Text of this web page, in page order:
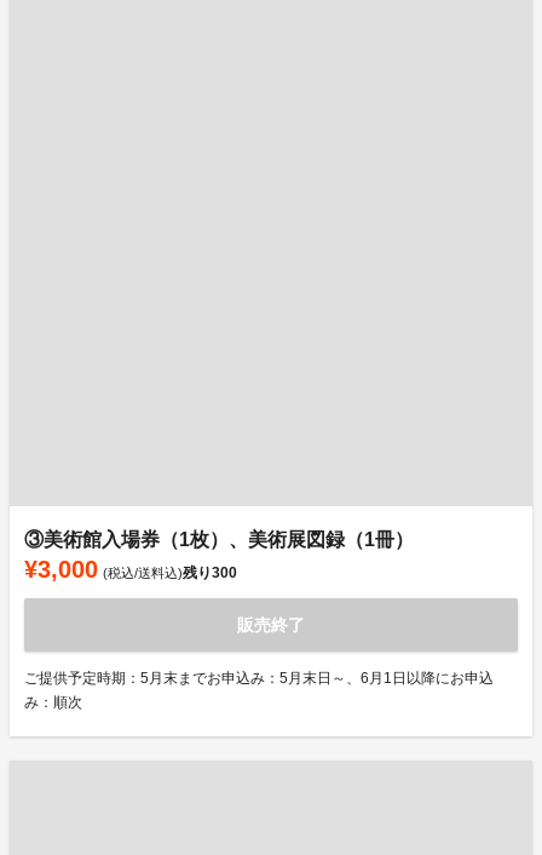
③美術館入場券（1枚）、美術展図録（1冊）
¥3,000 (税込/送料込)残り300
販売終了
ご提供予定時期：5月末までお申込み：5月末日～、6月1日以降にお申込
み：順次